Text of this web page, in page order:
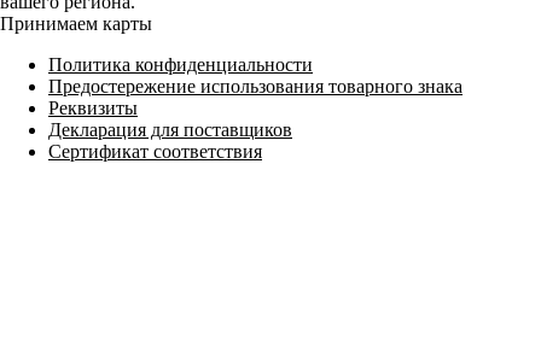
Принимаем карты
Политика конфиденциальности
Предостережение использования товарного знака
Реквизиты
Декларация для поставщиков
Сертификат соответствия